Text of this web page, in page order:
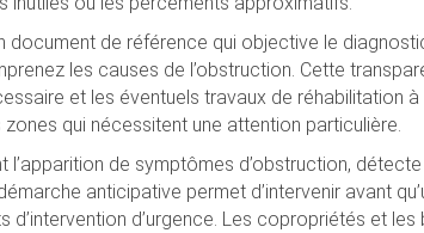
document de référence qui objective le
les causes de l’obstruction. Cette
et les éventuels travaux de réhabilitation
qui nécessitent une attention particulière.
l’apparition de symptômes d’obstruction,
anticipative permet d’intervenir avant
d’intervention d’urgence. Les copropriétés et